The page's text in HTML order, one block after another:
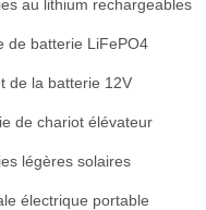
au lithium rechargeables
de batterie LiFePO4
de la batterie 12V
de chariot élévateur
légères solaires
électrique portable